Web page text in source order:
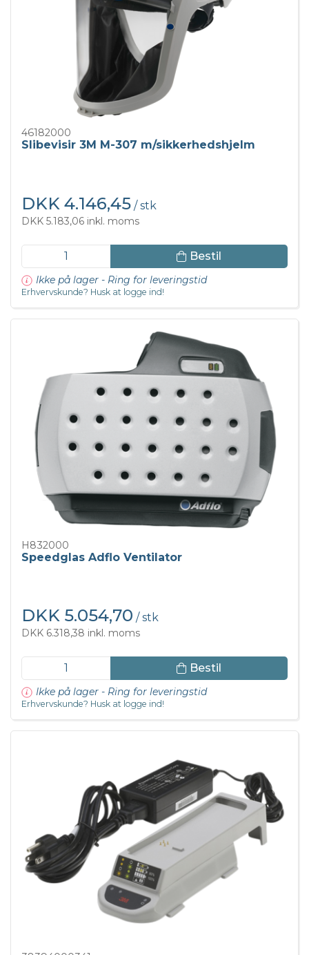
46182000
Slibevisir 3M M-307 m/sikkerhedshjelm
DKK 4.146,45 / stk
DKK 5.183,06 inkl. moms
Bestil
Ikke på lager - Ring for leveringstid
Erhvervskunde? Husk at logge ind!
H832000
Speedglas Adflo Ventilator
DKK 5.054,70 / stk
DKK 6.318,38 inkl. moms
Bestil
Ikke på lager - Ring for leveringstid
Erhvervskunde? Husk at logge ind!